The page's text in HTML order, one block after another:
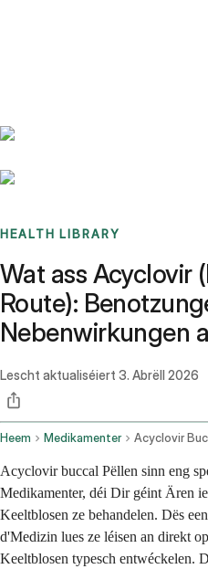
HEALTH LIBRARY
Wat ass Acyclovir
Route):
Nebenwirkungen
Lescht aktualiséiert 3. Abrëll 2026
Heem Medikamenter
Acyclovir buccal Pëllen sinn eng
Medikamenter, déi Dir géint Ären
Keeltblosen ze behandelen. Dës
d'Medizin lues ze léisen an direkt
Keeltblosen typesch entwéckelen.